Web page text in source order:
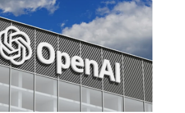
ПРИОРИТЕТНЫЕ
ЗАДАЧИ
ПО
РАЗВИТИЮ
ЭКОСИСТЕМЫ
ИСКУССТВЕННОГО
ИНТЕЛЛЕКТА